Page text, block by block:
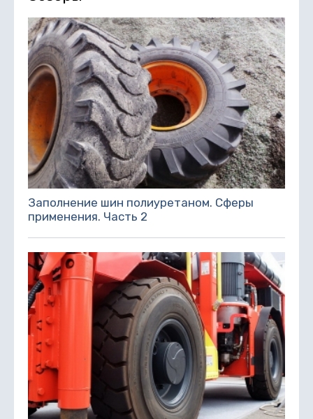
Заполнение шин полиуретаном. Сферы
применения. Часть 2